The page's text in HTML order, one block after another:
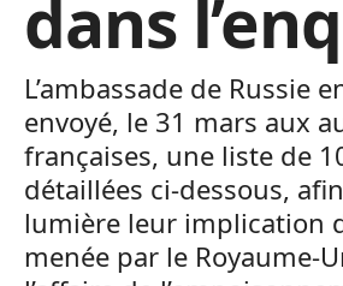
dans
L’ambassade de Russie
envoyé, le 31 mars aux
françaises, une liste de
détaillées ci-dessous,
lumière leur implication
menée par le Royaume-